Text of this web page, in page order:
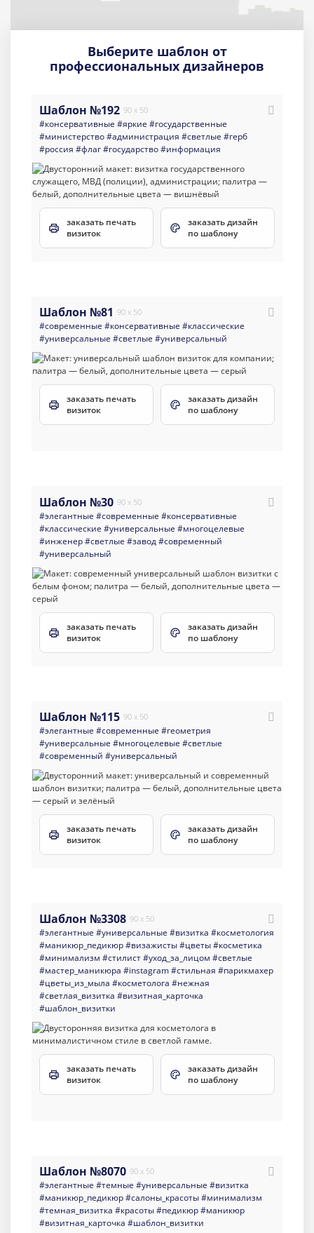
Выберите шаблон от
профессиональных дизайнеров
Шаблон №192 90 x 50
#консервативные #яркие #государственные
#министерство#администрация #светлые #герб
#россия #флаг#государство#информация
заказать печать
визиток
заказать дизайн
по шаблону
Шаблон №81 90 x 50
#современные #консервативные #классические
#универсальные #светлые #универсальный
заказать печать
визиток
заказать дизайн
по шаблону
Шаблон №30 90 x 50
#элегантные #современные #консервативные
#классические #универсальные #многоцелевые
#инженер#светлые #завод#современный
#универсальный
заказать печать
визиток
заказать дизайн
по шаблону
Шаблон №115 90 x 50
#элегантные #современные #геометрия
#универсальные #многоцелевые #светлые
#современный #универсальный
заказать печать
визиток
заказать дизайн
по шаблону
Шаблон №3308 90 x 50
#элегантные #универсальные #визитка #косметология
#маникюр_педикюр#визажисты#цветы#косметика
#минимализм #стилист#уход_за_лицом #светлые
#мастер_маникюра #instagram#стильная #парикмахер
#цветы_из_мыла #косметолога #нежная
#светлая_визитка #визитная_карточка
#шаблон_визитки
заказать печать
визиток
заказать дизайн
по шаблону
Шаблон №8070 90 x 50
#элегантные #темные #универсальные #визитка
#маникюр_педикюр#салоны_красоты#минимализм
#темная_визитка #красоты#педикюр#маникюр
#визитная_карточка #шаблон_визитки